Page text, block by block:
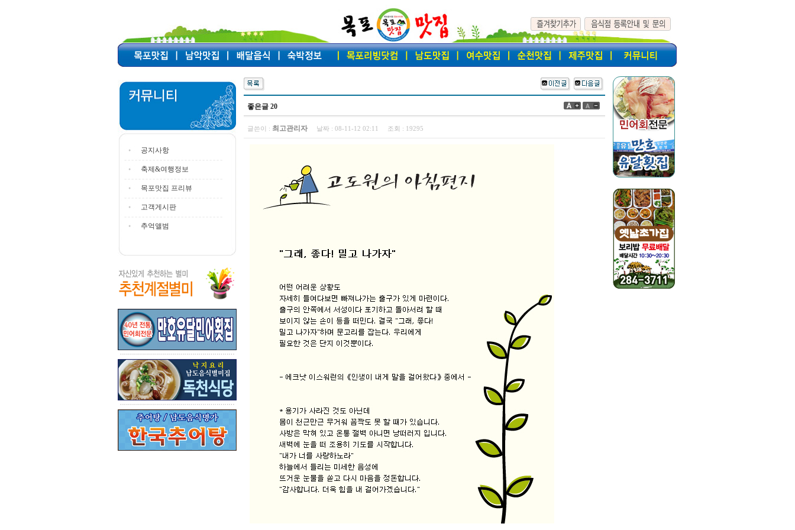
공지사항
축제&여행정보
목포맛집 프리뷰
고객게시판
추억앨범
좋은글 20
글쓴이 : 최고관리자 날짜 : 08-11-12 02:11 조회 : 19295